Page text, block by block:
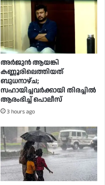
അർജുൻ ആയങ്കി
കണ്ണൂരിലെത്തിയത്
ബുധനാഴ്ച;
സഹായിച്ചവർക്കായി തിരച്ചിൽ
ആരംഭിച്ച് പൊലീസ്
3 hours ago